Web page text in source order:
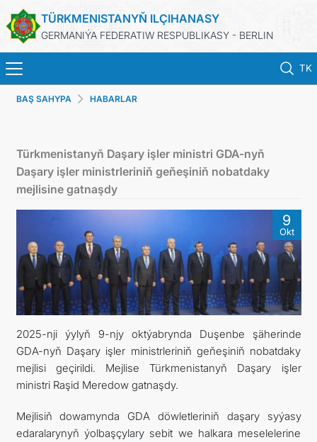
TÜRKMENISTANYŇ ILÇIHANASY
GERMANIÝA FEDERATIW RESPUBLIKASY - BERLIN
TK
STARTSEITE
MFAA TURKMENISTANS
KONSULAR ABTEILUNG
INVESTITIONEN IN TURKMENISTAN
KONTAKT
BAŞ SAHYPA HABARLAR
Türkmenistanyň Daşary işler ministri GDA-nyň
Daşary işler ministrleriniň geňeşiniň nobatdaky
mejlisine gatnaşdy
9
Okt
2025-nji ýylyň 9-njy oktýabrynda Duşenbe şäherinde
GDA-nyň Daşary işler ministrleriniň geňeşiniň nobatdaky
mejlisi geçirildi. Mejlise Türkmenistanyň Daşary işler
ministri Raşid Meredow gatnaşdy.
Mejlisiň dowamynda GDA döwletleriniň daşary syýasy
edaralarynyň ýolbaşçylary sebit we halkara meselelerine